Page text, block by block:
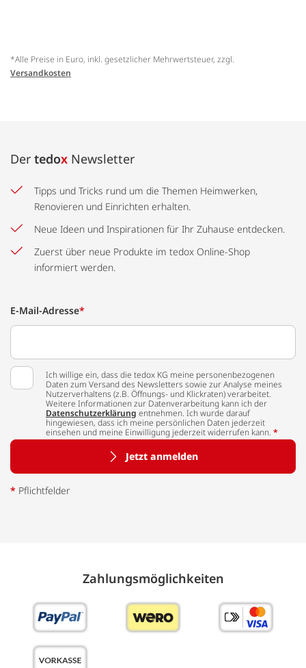
*Alle Preise in Euro, inkl. gesetzlicher Mehrwertsteuer, zzgl.
Versandkosten
Der tedox Newsletter
Tipps und Tricks rund um die Themen Heimwerken,
Renovieren und Einrichten erhalten.
Neue Ideen und Inspirationen für Ihr Zuhause entdecken.
Zuerst über neue Produkte im tedox Online-Shop
informiert werden.
E-Mail-Adresse*
Ich willige ein, dass die tedox KG meine personenbezogenen
Daten zum Versand des Newsletters sowie zur Analyse meines
Nutzerverhaltens (z.B. Öffnungs- und Klickraten) verarbeitet.
Weitere Informationen zur Datenverarbeitung kann ich der
Datenschutzerklärung entnehmen. Ich wurde darauf
hingewiesen, dass ich meine persönlichen Daten jederzeit
einsehen und meine Einwilligung jederzeit widerrufen kann. *
Jetzt anmelden
* Pflichtfelder
Zahlungs­möglich­keiten